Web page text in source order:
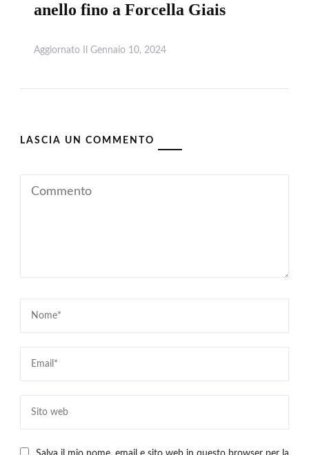
anello fino a Forcella Giais
Aggiornato Il Gennaio 10, 2024
LASCIA UN COMMENTO